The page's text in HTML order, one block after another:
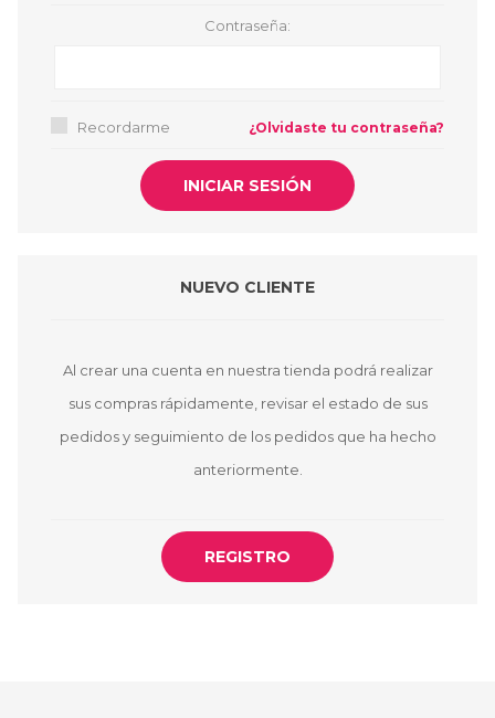
Contraseña:
Recordarme ¿Olvidaste tu contraseña?
NUEVO CLIENTE
Al crear una cuenta en nuestra tienda podrá realizar
sus compras rápidamente, revisar el estado de sus
pedidos y seguimiento de los pedidos que ha hecho
anteriormente.